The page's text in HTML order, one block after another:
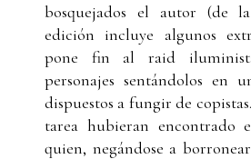
bosquejados el autor (de
edición incluye algunos
pone fin al raid
personajes sentándolos en
dispuestos a fungir de
tarea hubieran encontrado
quien, negándose a